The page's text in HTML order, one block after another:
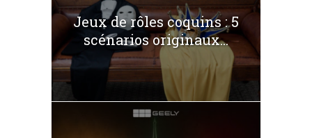
Jeux de rôles coquins : 5
scénarios originaux...